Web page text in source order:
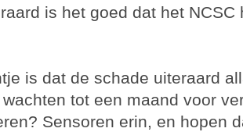
is het goed dat het
is dat de schade uiteraard
tot een maand voor
Sensoren erin, en hopen